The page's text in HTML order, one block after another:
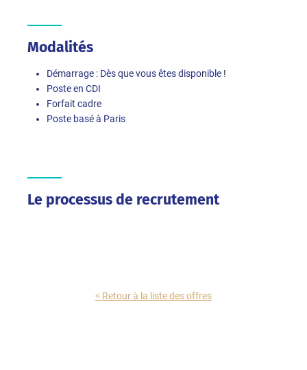
Modalités
Démarrage : Dès que vous êtes disponible !
Poste en CDI
Forfait cadre
Poste basé à Paris
Le processus de recrutement
< Retour à la liste des offres